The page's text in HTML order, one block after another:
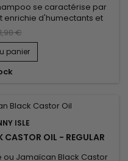
se caractérise par
enrichie d'humectants et
instantanément volume,
et ternes. L'huile de ricin
pure et naturelle, aide au
et qui démangent et
€
panier
ISLE
CASTOR OIL - REGULAR
ou Jamaïcan Black Castor